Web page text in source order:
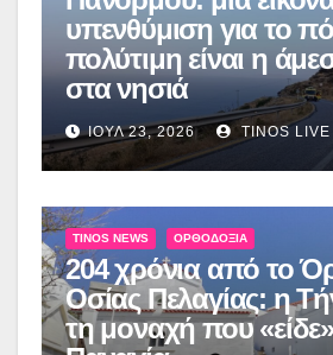
υπενθύμιση για το
πολύτιμη είναι η
στα νησιά
ΙΟΎΛ 23, 2026 TINOS LIVE
TINOS NEWS ΟΡΘΟΔΟΞΊΑ
204 χρόνια από το
Οσίας Πελαγίας: η
τη μοναχή που